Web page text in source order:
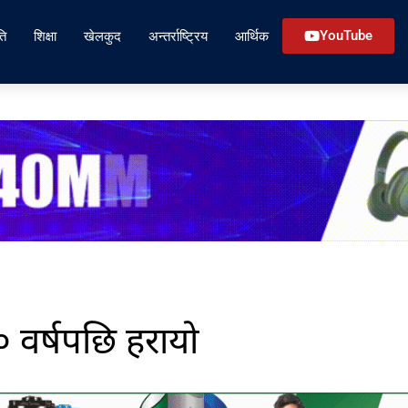
शिक्षा खेलकुद अन्तर्राष्ट्रिय आर्थिक YouTube
हरायो